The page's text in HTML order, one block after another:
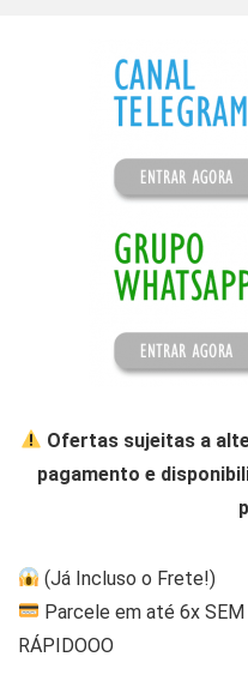
Ofertas sujeitas a
pagamento e
(Já Incluso o Frete!)
Parcele em até 6x SEM
RÁPIDOOO